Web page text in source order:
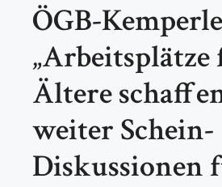
ÖGB-
Ältere
weiter Schein-
Diskussionen